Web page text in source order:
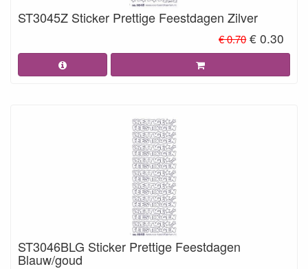
ST3045Z Sticker Prettige Feestdagen Zilver
€ 0.70 € 0.30
ST3046BLG Sticker Prettige Feestdagen
Blauw/goud